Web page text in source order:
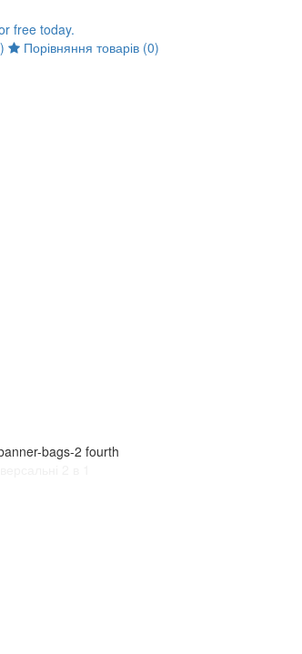
Порівняння товарів (0)